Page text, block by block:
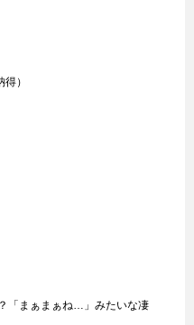
）
「まぁまぁね…」みたいな凄